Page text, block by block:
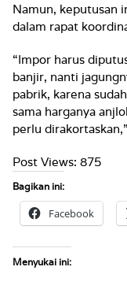
Namun, keputusan
dalam rapat
“Impor harus
banjir, nanti
pabrik, karena
sama harganya
perlu
Post Views: 875
Bagikan ini:
Facebook
Menyukai ini: